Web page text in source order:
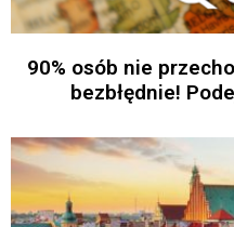
90% osób nie
bezbłędnie!